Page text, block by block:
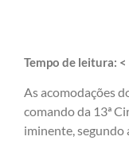
Tempo de leitura: <
As acomodações
comando da 13ª
iminente, segundo